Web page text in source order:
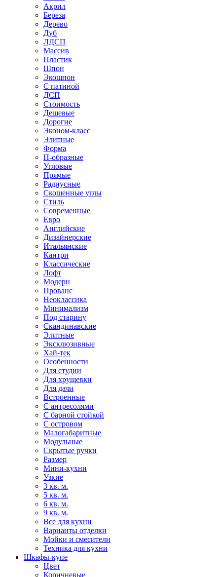
Акрил
Береза
Дерево
Дуб
ЛДСП
Массив
Пластик
Шпон
Экошпон
С патиной
ДСП
Стоимость
Дешевые
Дорогие
Эконом-класс
Элитные
Форма
П-образные
Угловые
Прямые
Радиусные
Скошенные углы
Стиль
Современные
Евро
Английские
Дизайнерские
Итальянские
Кантри
Классические
Лофт
Модерн
Прованс
Неоклассика
Минимализм
Под старину
Скандинавские
Элитные
Эксклюзивные
Хай-тек
Особенности
Для студии
Для хрущевки
Для дачи
Встроенные
С антресолями
С барной стойкой
С островом
Малогабаритные
Модульные
Скрытые ручки
Размер
Мини-кухни
Узкие
3 кв. м.
5 кв. м.
6 кв. м.
9 кв. м.
Все для кухни
Варианты отделки
Мойки и смесители
Техника для кухни
Шкафы-купе
Цвет
Коричневые